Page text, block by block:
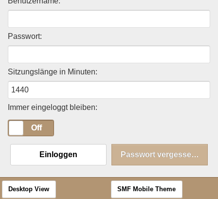
Passwort:
Sitzungslänge in Minuten:
Immer eingeloggt bleiben:
Off
Einloggen Passwort vergessen?
Desktop View SMF Mobile Theme